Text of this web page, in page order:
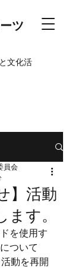
ツ
文化活
】活動
す。
員会
を使用す
ついて
動を再開